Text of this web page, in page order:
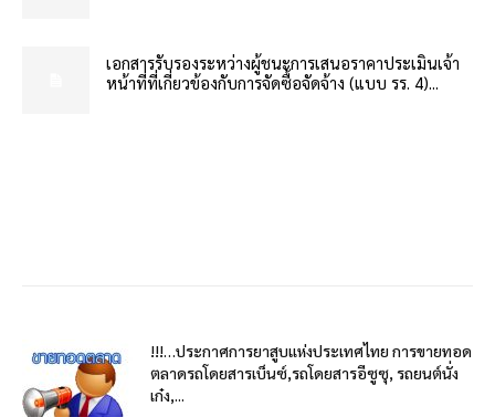
เอกสารรับรองระหว่างผู้ชนะการเสนอราคาประเมินเจ้า
หน้าที่ที่เกี่ยวข้องกับการจัดซื้อจัดจ้าง (แบบ รร. 4)...
!!!…ประกาศการยาสูบแห่งประเทศไทย การขายทอด
ตลาดรถโดยสารเบ็นซ์,รถโดยสารอีซูซุ, รถยนต์นั่ง
เก๋ง,...